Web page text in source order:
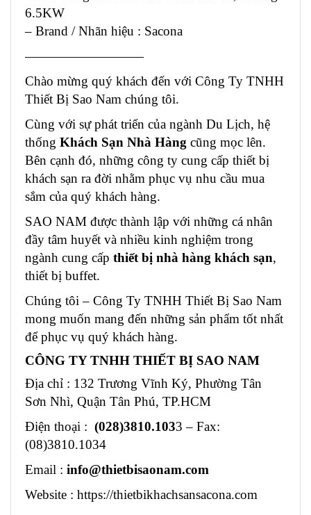
6.5KW
– Brand / Nhãn hiệu : Sacona
—————————
Chào mừng quý khách đến với Công Ty TNHH
Thiết Bị Sao Nam chúng tôi.
Cùng với sự phát triển của ngành Du Lịch, hệ
thống Khách Sạn Nhà Hàng cũng mọc lên.
Bên cạnh đó, những công ty cung cấp thiết bị
khách sạn ra đời nhằm phục vụ nhu cầu mua
sắm của quý khách hàng.
SAO NAM được thành lập với những cá nhân
đầy tâm huyết và nhiều kinh nghiệm trong
ngành cung cấp thiết bị nhà hàng khách sạn,
thiết bị buffet.
Chúng tôi – Công Ty TNHH Thiết Bị Sao Nam
mong muốn mang đến những sản phẩm tốt nhất
để phục vụ quý khách hàng.
CÔNG TY TNHH THIẾT BỊ SAO NAM
Địa chỉ : 132 Trương Vĩnh Ký, Phường Tân
Sơn Nhì, Quận Tân Phú, TP.HCM
Điện thoại : (028)3810.1033 – Fax:
(08)3810.1034
Email : info@thietbisaonam.com
Website : https://thietbikhachsansacona.com